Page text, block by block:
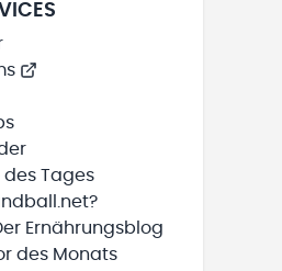
des Tages
Ernährungsblog
des Monats